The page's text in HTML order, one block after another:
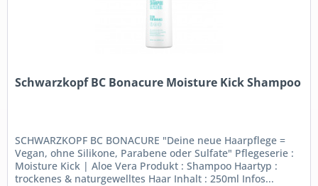
Schwarzkopf BC Bonacure Moisture Kick Shampoo
SCHWARZKOPF BC BONACURE "Deine neue Haarpflege =
Vegan, ohne Silikone, Parabene oder Sulfate" Pflegeserie :
Moisture Kick | Aloe Vera Produkt : Shampoo Haartyp :
trockenes & naturgewelltes Haar Inhalt : 250ml Infos...